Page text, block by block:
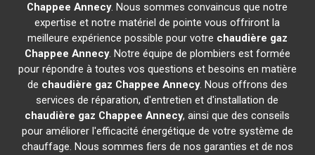
Chappee Annecy. Nous sommes convaincus que notre
expertise et notre matériel de pointe vous offriront la
meilleure expérience possible pour votre chaudière gaz
Chappee Annecy. Notre équipe de plombiers est formée
pour répondre à toutes vos questions et besoins en matière
de chaudière gaz Chappee Annecy. Nous offrons des
services de réparation, d'entretien et d'installation de
chaudière gaz Chappee Annecy, ainsi que des conseils
pour améliorer l'efficacité énergétique de votre système de
chauffage. Nous sommes fiers de nos garanties et de nos